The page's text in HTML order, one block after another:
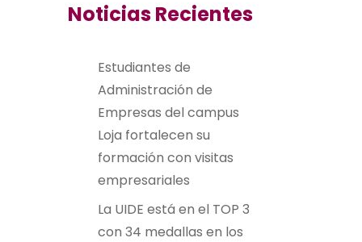
Noticias Recientes
Estudiantes de
Administración de
Empresas del campus
Loja fortalecen su
formación con visitas
empresariales
La UIDE está en el TOP 3
con 34 medallas en los